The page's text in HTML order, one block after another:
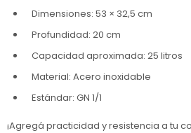
Dimensiones: 53 × 32,5 cm
Profundidad: 20 cm
Capacidad aproximada: 25 litros
Material: Acero inoxidable
Estándar: GN 1/1
¡Agregá practicidad y resistencia a tu